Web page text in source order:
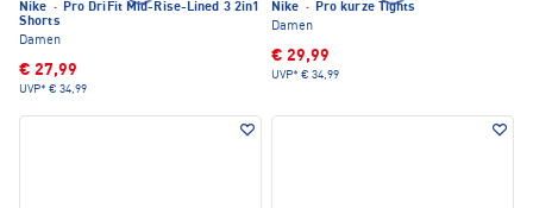
Nike · Pro DriFit Mid-Rise-Lined 3 2in1
Shorts
Damen
€ 27,99
UVP* € 34,99
Nike · Pro kurze Tights
Damen
€ 29,99
UVP* € 34,99